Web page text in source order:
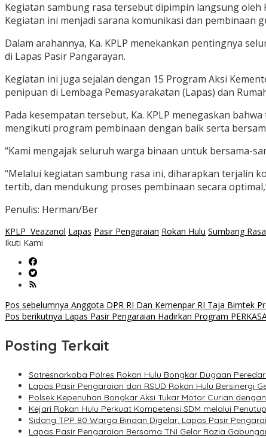
Kegiatan sambung rasa tersebut dipimpin langsung oleh
Kegiatan ini menjadi sarana komunikasi dan pembinaan
Dalam arahannya, Ka. KPLP menekankan pentingnya
di Lapas Pasir Pangarayan.
Kegiatan ini juga sejalan dengan 15 Program Aksi
penipuan di Lembaga Pemasyarakatan (Lapas) dan
Pada kesempatan tersebut, Ka. KPLP menegaskan
mengikuti program pembinaan dengan baik serta
“Kami mengajak seluruh warga binaan untuk bersama-
“Melalui kegiatan sambung rasa ini, diharapkan terjalin
tertib, dan mendukung proses pembinaan secara
Penulis: Herman/Ber
KPLP Veazanol Lapas Pasir Pengaraian Rokan Hulu Sumbang Rasa
Ikuti Kami
Navigasi
Pos sebelumnya Anggota DPR RI Dan Kemenpar RI Taja Bimtek
Pos berikutnya Lapas Pasir Pengaraian Hadirkan Program
Posting Terkait
Satresnarkoba Polres Rokan Hulu Bongkar Dugaan
Lapas Pasir Pengaraian dan RSUD Rokan Hulu Bersinergi
Polsek Kepenuhan Bongkar Aksi Tukar Motor Curian
Kejari Rokan Hulu Perkuat Kompetensi SDM melalui
Sidang TPP 80 Warga Binaan Digelar, Lapas Pasir
Lapas Pasir Pengaraian Bersama TNI Gelar Razia